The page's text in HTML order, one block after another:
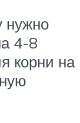
нужно
4-8
корни на